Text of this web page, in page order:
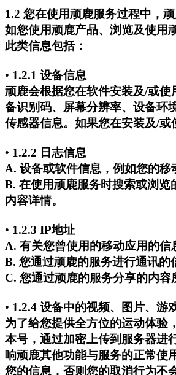
1.2 您在使用顽鹿服务过程中，
如您使用顽鹿产品、浏览及使用
此类信息包括：
• 1.2.1 设备信息
顽鹿会根据您在软件安装及/或
备识别码、屏幕分辨率、设备环
传感器信息。如果您在安装及/或
• 1.2.2 日志信息
A. 设备或软件信息，例如您的
B. 在使用顽鹿服务时搜索或浏
内容详情。
• 1.2.3 IP地址
A. 有关您曾使用的移动应用的信
B. 您通过顽鹿的服务进行通讯的
C. 您通过顽鹿的服务分享的内容
• 1.2.4 设备中的视频、图片、游
为了给您提供全方位的运动体验
本号，通过加密上传到服务器进
响顽鹿其他功能与服务的正常使
您的信息，否则您的取消行为不